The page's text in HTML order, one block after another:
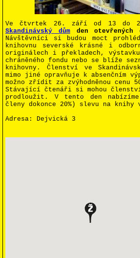
Ve čtvrtek 26. září od 13 do
Skandinávský dům
den otevřených
Návštěvníci si budou moct
knihovnu severské krásné i
originálech i překladech,
chráněného fondu nebo se blíže
knihovny. Členství ve
mimo jiné opravňuje k absenčním
možno zřídit za zvýhodněnou cenu
Stávající čtenáři si mohou
prodloužit. V tento den
členy dokonce 20%) slevu na
Adresa:
Dejvická 3